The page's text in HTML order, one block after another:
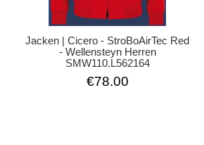
Jacken | Cicero - StroBoAirTec Red
- Wellensteyn Herren
SMW110.L562164
€78.00